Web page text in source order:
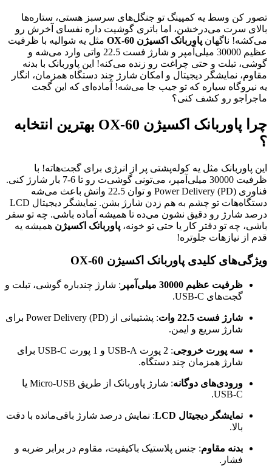
تصور کن وسط یه کمپینگ تو جنگل‌های سرسبز هستی، ستاره‌ها
بالای سرت می‌درخشن، اما باتری گوشیت داره نفسای آخرش رو
می‌کشه! ناگهان پاوربانک اکسیژن OX-60
مثل یه شوالیه با ظرفیت
عظیم 30000 میلی‌آمپر و شارژ فست 22.5 واتی وارد می‌شه و
گوشی، تبلت و حتی چراغت رو زنده می‌کنه! این پاوربانک با بدنه
مقاوم، نمایشگر دیجیتال و امکان شارژ چند دستگاه همزمان، انگار
یه نیروگاه سیاره که تو جیب جا می‌شه! آماده‌ای که این گجت
ماجراجو رو کشف کنی؟
چرا پاوربانک اکسیژن OX-60 بهترین انتخابه
؟
این پاوربانک مثل یه کوله‌پشتی پر از انرژی برای گجت‌هاته! با
ظرفیت 30000 میلی‌آمپر، می‌تونی گوشی‌ت رو تا 6-7 بار شارژ کنی.
فناوری Power Delivery (PD) و توان 22.5 واتش باعث می‌شه
دستگاه‌هات تو چشم به هم زدن شارژ بشن. نمایشگر دیجیتال LCD
درصد شارژ رو دقیق نشون می‌ده تا همیشه آماده باشی. چه تو سفر
باشی، چه تو دفتر کار یا حتی تو خونه، پاوربانک اکسیژن همیشه یه
قدم از نیازهات جلوتره!
ویژگی‌های کلیدی پاوربانک اکسیژن OX-60
ظرفیت عظیم 30000 میلی‌آمپر
: شارژ چندباره گوشی، تبلت و
گجت‌های USB-C.
شارژ فست 22.5 وات
: پشتیبانی از Power Delivery (PD) برای
شارژ سریع و ایمن.
سه پورت خروجی
: 2 پورت USB-A و 1 پورت USB-C برای
شارژ همزمان چند دستگاه.
ورودی‌های دوگانه
: شارژ پاوربانک از طریق Micro-USB یا
USB-C.
نمایشگر دیجیتال LCD
: نمایش درصد شارژ باقی‌مانده با دقت
بالا.
بدنه مقاوم: جنس پلاستیک باکیفیت، مقاوم در برابر ضربه و
فشار.